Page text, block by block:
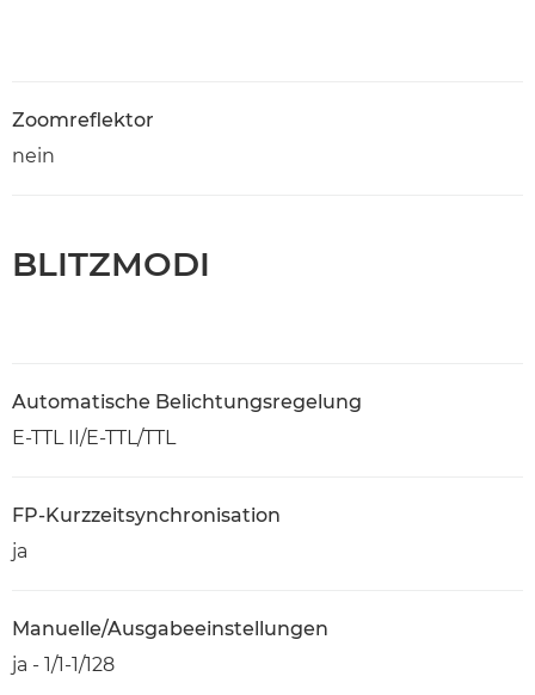
Zoomreflektor
nein
BLITZMODI
Automatische Belichtungsregelung
E-TTL II/E-TTL/TTL
FP-Kurzzeitsynchronisation
ja
Manuelle/Ausgabeeinstellungen
ja - 1/1-1/128